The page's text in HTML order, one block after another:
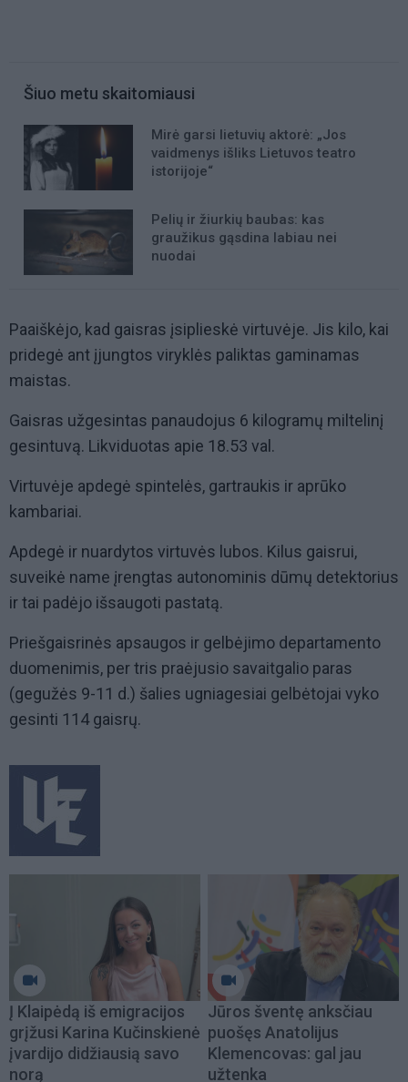
Šiuo metu skaitomiausi
Mirė garsi lietuvių aktorė: „Jos
vaidmenys išliks Lietuvos teatro
istorijoje“
Pelių ir žiurkių baubas: kas
graužikus gąsdina labiau nei
nuodai
Paaiškėjo, kad gaisras įsiplieskė virtuvėje. Jis kilo, kai
pridegė ant įjungtos viryklės paliktas gaminamas
maistas.
Gaisras užgesintas panaudojus 6 kilogramų miltelinį
gesintuvą. Likviduotas apie 18.53 val.
Virtuvėje apdegė spintelės, gartraukis ir aprūko
kambariai.
Apdegė ir nuardytos virtuvės lubos. Kilus gaisrui,
suveikė name įrengtas autonominis dūmų detektorius
ir tai padėjo išsaugoti pastatą.
Priešgaisrinės apsaugos ir gelbėjimo departamento
duomenimis, per tris praėjusio savaitgalio paras
(gegužės 9-11 d.) šalies ugniagesiai gelbėtojai vyko
gesinti 114 gaisrų.
Į Klaipėdą iš emigracijos
grįžusi Karina Kučinskienė
įvardijo didžiausią savo
norą
Jūros šventę anksčiau
puošęs Anatolijus
Klemencovas: gal jau
užtenka